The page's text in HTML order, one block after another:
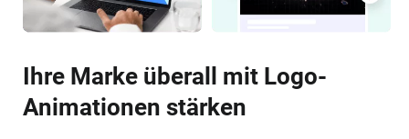
Ihre Marke überall mit Logo-
Animationen stärken